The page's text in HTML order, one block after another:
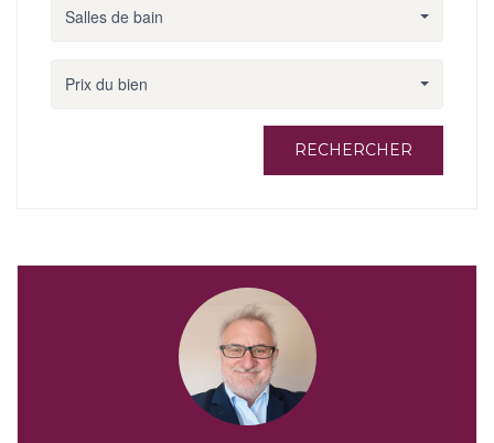
Salles de bain
Prix du bien
RECHERCHER